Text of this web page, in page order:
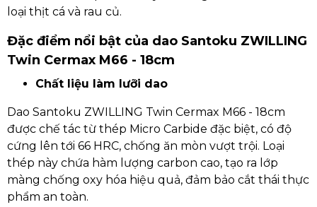
loại thịt cá và rau củ.
Đặc điểm nổi bật của dao Santoku ZWILLING
Twin Cermax M66 - 18cm
Chất liệu làm lưỡi dao
Dao Santoku ZWILLING Twin Cermax M66 - 18cm
được chế tác từ thép Micro Carbide đặc biệt, có độ
cứng lên tới 66 HRC, chống ăn mòn vượt trội. Loại
thép này chứa hàm lượng carbon cao, tạo ra lớp
màng chống oxy hóa hiệu quả, đảm bảo cắt thái thực
phẩm an toàn.